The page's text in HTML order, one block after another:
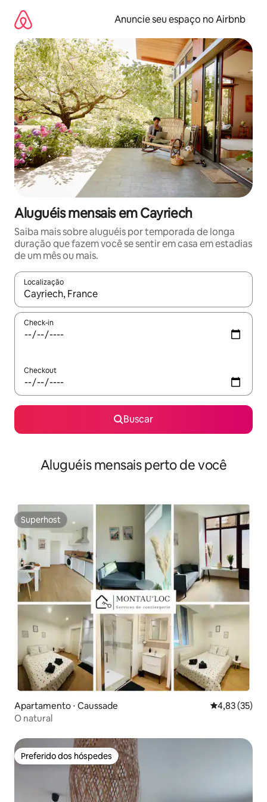
para
conteúdo
Anuncie seu espaço no Airbnb
Aluguéis mensais em Cayriech
Saiba mais sobre aluguéis por temporada de longa
duração que fazem você se sentir em casa em estadias
de um mês ou mais.
Localização
Quando os resultados estiverem disponíveis, explore-os
Check-in
Checkout
Buscar
Aluguéis mensais perto de você
Superhost
Superhost
Apartamento ⋅ Caussade 4,83 de uma
4,83 (35)
O natural
Preferido dos hóspedes
Preferido dos hóspedes